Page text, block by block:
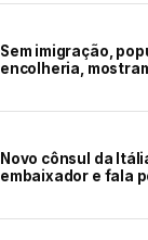
Sem imigração,
encolheria,
Novo cônsul da
embaixador e fala